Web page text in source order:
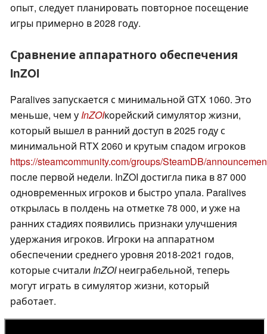
опыт, следует планировать повторное посещение
игры примерно в 2028 году.
Сравнение аппаратного обеспечения
InZOI
Paralives запускается с минимальной GTX 1060. Это
меньше, чем уInZOIкорейский симулятор жизни,
который вышел в ранний доступ в 2025 году с
минимальной RTX 2060 и крутым спадом игроков
https://steamcommunity.com/groups/SteamDB/
после первой недели. InZOI достигла пика в 87 000
одновременных игроков и быстро упала. Paralives
открылась в полдень на отметке 78 000, и уже на
ранних стадиях появились признаки улучшения
удержания игроков. Игроки на аппаратном
обеспечении среднего уровня 2018-2021 годов,
которые считали InZOIнеиграбельной, теперь
могут играть в симулятор жизни, который
работает.